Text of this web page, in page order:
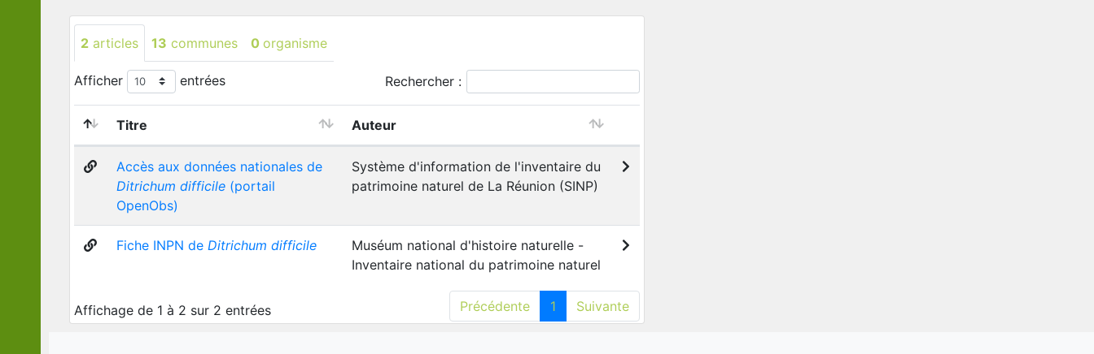
2 articles 13 communes 0 organisme
Afficher entrées Rechercher :
Titre Auteur
Accès aux données nationales de
Ditrichum difficile (portail
OpenObs)
Système d'information de l'inventaire du
patrimoine naturel de La Réunion (SINP)
Fiche INPN de Ditrichum difficile
Muséum national d'histoire naturelle -
Inventaire national du patrimoine naturel
Affichage de 1 à 2 sur 2 entrées Précédente 1 Suivante